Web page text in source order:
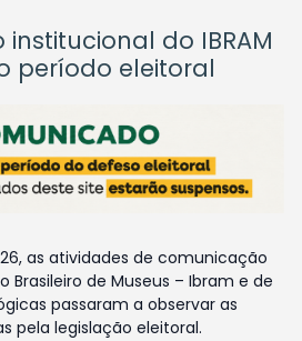
do IBRAM
período eleitoral
as atividades de comunicação
de Museus – Ibram e de
passaram a observar as
pela legislação eleitoral.